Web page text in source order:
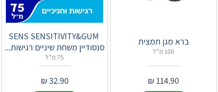
ברא מגן תמצית
100 מ"ל
114.90
₪
‎SENS‎ ‎SENSITIVITY‎&‎GUM‎ ‎
סנסודיין משחת שיניים רגישות...
75 מ"ל
32.90
₪